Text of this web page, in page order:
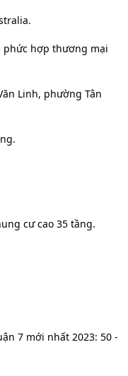
phức hợp thương mại
Linh, phường Tân
cư cao 35 tầng.
7 mới nhất 2023: 50 -